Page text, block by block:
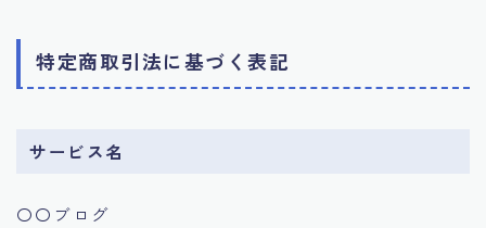
特定商取引法に基づく表記
サービス名
〇〇ブログ